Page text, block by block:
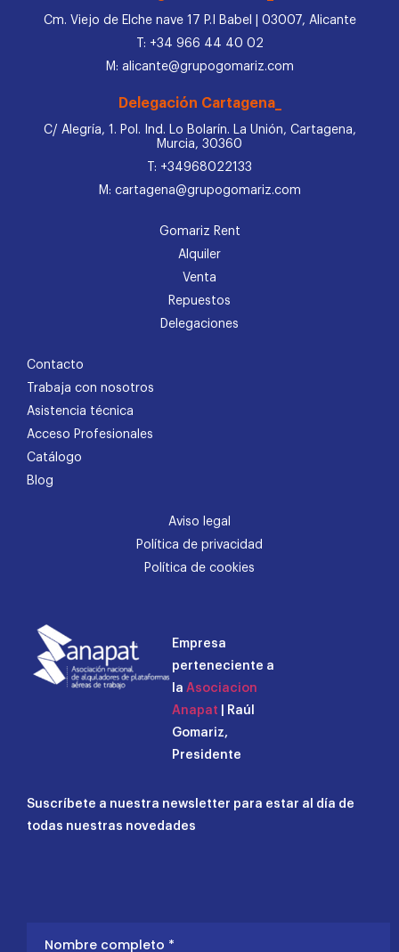
Cm. Viejo de Elche nave 17 P.I Babel | 03007, Alicante
T: +34 966 44 40 02
M: alicante@grupogomariz.com
Delegación Cartagena_
C/ Alegría, 1. Pol. Ind. Lo Bolarín. La Unión, Cartagena,
Murcia, 30360
T: +34968022133
M: cartagena@grupogomariz.com
Gomariz Rent
Alquiler
Venta
Repuestos
Delegaciones
Contacto
Trabaja con nosotros
Asistencia técnica
Acceso Profesionales
Catálogo
Blog
Aviso legal
Política de privacidad
Política de cookies
Empresa
perteneciente a
la Asociacion
Anapat | Raúl
Gomariz,
Presidente
Suscríbete a nuestra newsletter para estar al día de
todas nuestras novedades